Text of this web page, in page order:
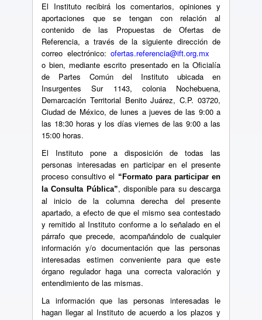
El Instituto recibirá los comentarios, opiniones y
aportaciones que se tengan con relación al
contenido de las Propuestas de Ofertas de
Referencia, a través de la siguiente dirección de
correo electrónico: ofertas.referencia@ift.org.mx
o bien, mediante escrito presentado en la Oficialía
de Partes Común del Instituto ubicada en
Insurgentes Sur 1143, colonia Nochebuena,
Demarcación Territorial Benito Juárez, C.P. 03720,
Ciudad de México, de lunes a jueves de las 9:00 a
las 18:30 horas y los días viernes de las 9:00 a las
15:00 horas.
El Instituto pone a disposición de todas las
personas interesadas en participar en el presente
proceso consultivo el “Formato para participar en
la Consulta Pública”, disponible para su descarga
al inicio de la columna derecha del presente
apartado, a efecto de que el mismo sea contestado
y remitido al Instituto conforme a lo señalado en el
párrafo que precede, acompañándolo de cualquier
información y/o documentación que las personas
interesadas estimen conveniente para que este
órgano regulador haga una correcta valoración y
entendimiento de las mismas.
La información que las personas interesadas le
hagan llegar al Instituto de acuerdo a los plazos y